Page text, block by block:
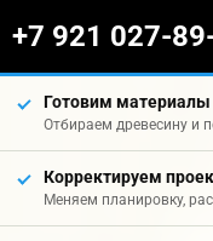
+7 921 027-
Готовим
Отбираем древесину и
Корректируем
Меняем планировку,